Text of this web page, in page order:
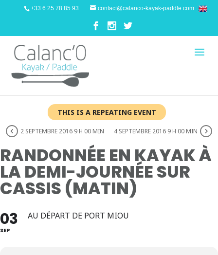
+33 6 25 78 85 93 contact@calanco-kayak-paddle.com
THIS IS A REPEATING EVENT
2 SEPTEMBRE 2016 9 H 00 MIN 4 SEPTEMBRE 2016 9 H 00 MIN
RANDONNÉE EN KAYAK À
LA DEMI-JOURNÉE SUR
CASSIS (MATIN)
03
SEP
AU DÉPART DE PORT MIOU